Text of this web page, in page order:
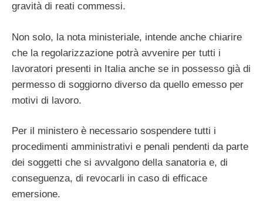
gravità di reati commessi.
Non solo, la nota ministeriale, intende anche chiarire
che la regolarizzazione potrà avvenire per tutti i
lavoratori presenti in Italia anche se in possesso già di
permesso di soggiorno diverso da quello emesso per
motivi di lavoro.
Per il ministero è necessario sospendere tutti i
procedimenti amministrativi e penali pendenti da parte
dei soggetti che si avvalgono della sanatoria e, di
conseguenza, di revocarli in caso di efficace
emersione.